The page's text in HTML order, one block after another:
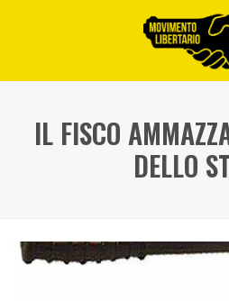
IL FISCO
DELLO